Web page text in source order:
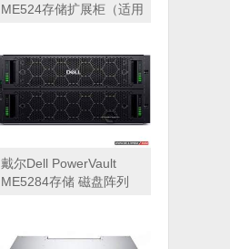
ME524存储扩展柜（适用
戴尔Dell PowerVault
ME5284存储 磁盘阵列